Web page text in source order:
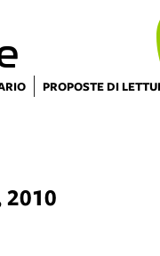
PROPOSTE DI
2010